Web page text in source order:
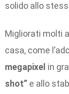
solido allo
Migliorati molti
casa, come
megapixel in
shot” e allo